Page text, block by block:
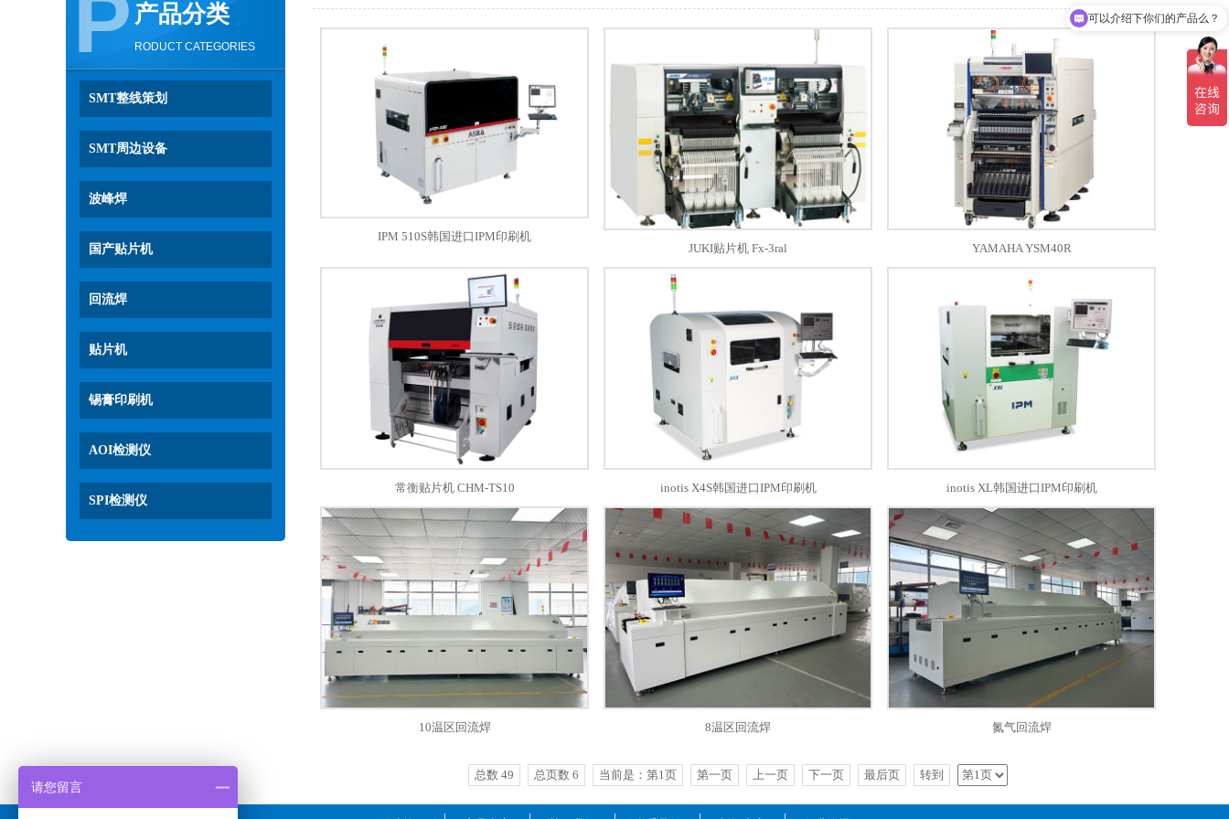
P 产品分类
RODUCT CATEGORIES
SMT整线策划
SMT周边设备
波峰焊
国产贴片机
回流焊
贴片机
锡膏印刷机
AOI检测仪
SPI检测仪
IPM 510S韩国进口IPM印刷机
JUKI贴片机 Fx-3ral
YAMAHA YSM40R
常衡贴片机 CHM-TS10 inotis X4S韩国进口IPM印刷机 inotis XL韩国进口IPM印刷机
10温区回流焊 8温区回流焊 氮气回流焊
总数 49 总页数 6 当前是：第1页 第一页 上一页 下一页 最后页 转到
可以介绍下你们的产品么？
请您留言